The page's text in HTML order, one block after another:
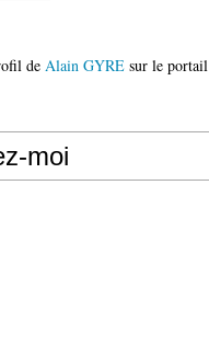
de Alain GYRE sur le portail
moi